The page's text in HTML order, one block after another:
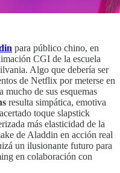
para público chino, en
CGI de la escuela
Algo que debería ser
de Netflix por meterse en
mucho de sus esquemas
resulta simpática, emotiva
toque slapstick
más elasticidad de la
de Aladdin en acción real
un ilusionante futuro para
en colaboración con